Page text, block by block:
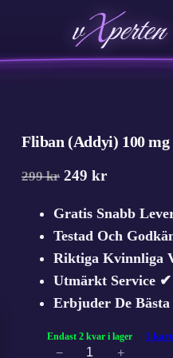
vXperten
Fliban (Addyi) 100 mg
299kr D
t
r
249 krD
t
r
Gratis Snabb
Testad Och
Riktiga Kvinnliga
Utmärkt Service ✔
Erbjuder De
Endast 2 kvar i lager 1
− +